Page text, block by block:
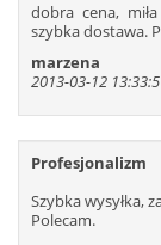
dobra cena,
szybka dostawa.
marzena
2013-03-12
Profesjonalizm
Szybka wysyłka,
Polecam.